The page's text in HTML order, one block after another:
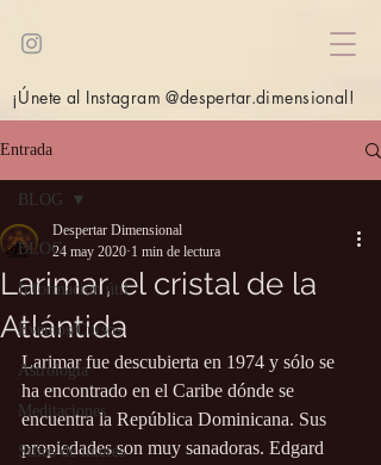
¡Únete al Instagram @despertar.dimensional!
Entrada
BLOG
Información útil
Eventos/Cursos
Astrología
Meditaciones
Sitios de interés
BLOG
Larimar, el cristal de la
Atlántida
Despertar Dimensional
24 may 2020 1 min de lectura
Larimar fue descubierta en 1974 y sólo se
ha encontrado en el Caribe dónde se
encuentra la República Dominicana. Sus
propiedades son muy sanadoras. Edgard